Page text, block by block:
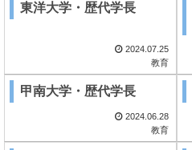
東洋大学・歴代学長
2024.07.25
教育
甲南大学・歴代学長
2024.06.28
教育